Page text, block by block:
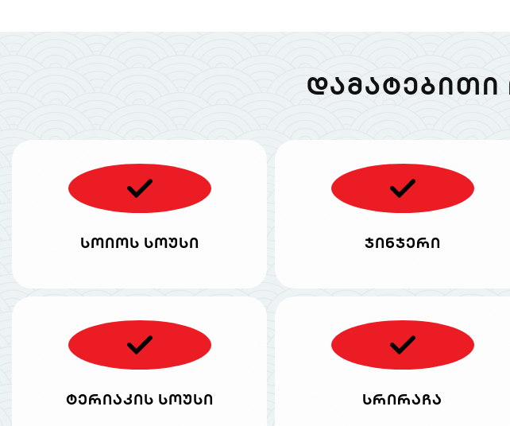
ᲓᲐᲛᲐᲢᲔᲑᲘᲗᲘ
სოიოს სოუსი ჯინჯერი
ტერიაკის სოუსი სრირაჩა